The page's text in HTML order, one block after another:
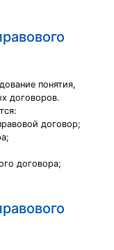
понятия,
договоров.
договор;
договора;